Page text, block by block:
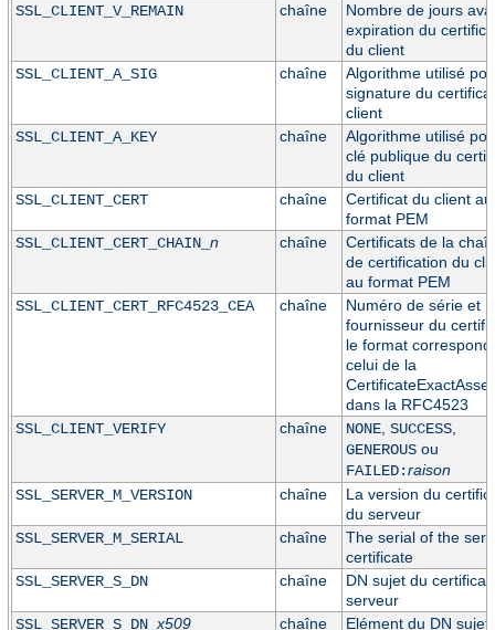
SSL_CLIENT_V_REMAIN
chaîne
Nombre de jours
expiration du
du client
SSL_CLIENT_A_SIG
chaîne
Algorithme utilisé
signature du
client
SSL_CLIENT_A_KEY
chaîne
Algorithme utilisé
clé publique du
du client
SSL_CLIENT_CERT
chaîne
Certificat du client au
format PEM
SSL_CLIENT_CERT_CHAIN_ n chaîne
Certificats de la
de certification du
au format PEM
SSL_CLIENT_CERT_RFC4523_CEA
chaîne
Numéro de série et
fournisseur du
le format correspond
celui de la
dans la RFC4523
SSL_CLIENT_VERIFY
chaîne NONE, SUCCESS,
GENEROUSou
FAILED:raison
SSL_SERVER_M_VERSION
chaîne
La version du
du serveur
SSL_SERVER_M_SERIAL
chaîne
The serial of the
certificate
SSL_SERVER_S_DN
chaîne
DN sujet du certificat
serveur
SSL_SERVER_S_DN_x509 chaîne
Elément du DN sujet